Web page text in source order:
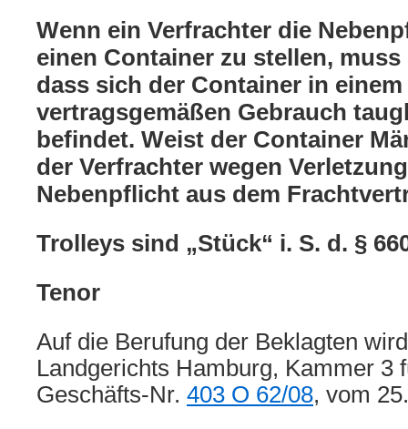
Wenn ein Verfrachter die
einen Container zu stellen,
dass sich der Container in
vertragsgemäßen Gebrauch
befindet. Weist der Container
der Verfrachter wegen
Nebenpflicht aus dem
Trolleys sind „Stück“ i. S. d. §
Tenor
Auf die Berufung der Beklagten
Landgerichts Hamburg, Kammer 3
Geschäfts-Nr. 403 O 62/08, vom